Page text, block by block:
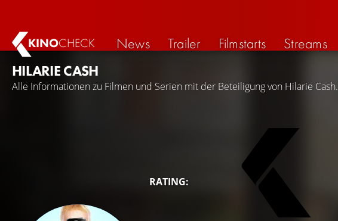
KINOCHECK News Trailer Filmstarts Streams
HILARIE CASH
Alle Informationen zu Filmen und Serien mit der Beteiligung von Hilarie Cash.
RATING: